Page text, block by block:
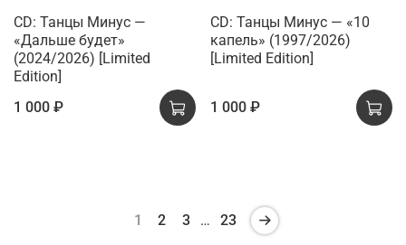
CD: Танцы Минус —
«Дальше будет»
(2024/2026) [Limited
Edition]
1 000 ₽
CD: Танцы Минус — «10
капель» (1997/2026)
[Limited Edition]
1 000 ₽
1 2 3 … 23